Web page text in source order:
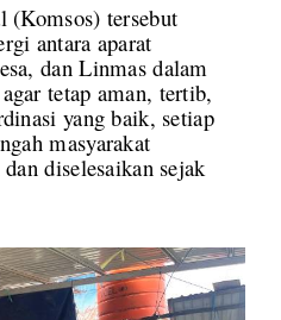
(Komsos) tersebut
antara aparat
dan Linmas dalam
tetap aman, tertib,
yang baik, setiap
masyarakat
diselesaikan sejak